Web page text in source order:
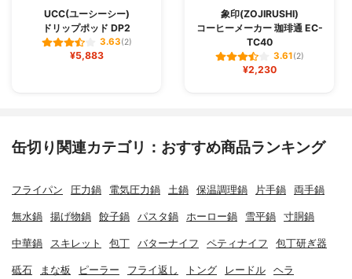
UCC(ユーシーシー)
ドリップポッド DP2
3.63(2)
¥5,883
象印(ZOJIRUSHI)
コーヒーメーカー 珈琲通 EC-
TC40
3.61(2)
¥2,230
缶切り関連カテゴリ：おすすめ商品ランキング
フライパン 圧力鍋 電気圧力鍋 土鍋 保温調理鍋 片手鍋 両手鍋
無水鍋 揚げ物鍋 餃子鍋 パスタ鍋 ホーロー鍋 雪平鍋 寸胴鍋
中華鍋 スキレット 包丁 バターナイフ ペティナイフ 包丁研ぎ器
砥石 まな板 ピーラー フライ返し トング レードル ヘラ